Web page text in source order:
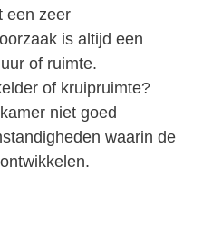
een zeer
is altijd een
of ruimte.
of kruipruimte?
niet goed
waarin de